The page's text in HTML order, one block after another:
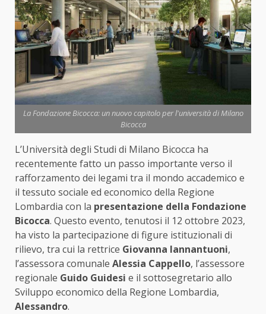
La Fondazione Bicocca: un nuovo capitolo per l'università di Milano
Bicocca
L’Università degli Studi di Milano Bicocca ha
recentemente fatto un passo importante verso il
rafforzamento dei legami tra il mondo accademico e
il tessuto sociale ed economico della Regione
Lombardia con la presentazione della Fondazione
Bicocca. Questo evento, tenutosi il 12 ottobre 2023,
ha visto la partecipazione di figure istituzionali di
rilievo, tra cui la rettrice Giovanna Iannantuoni,
l’assessora comunale Alessia Cappello, l’assessore
regionale Guido Guidesi e il sottosegretario allo
Sviluppo economico della Regione Lombardia,
Alessandro.